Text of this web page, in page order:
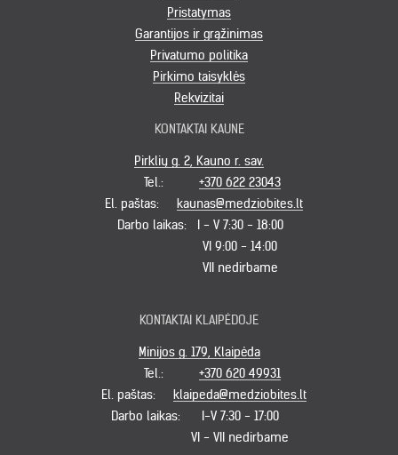
Pristatymas
Garantijos ir grąžinimas
Privatumo politika
Pirkimo taisyklės
Rekvizitai
KONTAKTAI KAUNE
Pirklių g. 2, Kauno r. sav.
Tel.:
+370 622 23043
El. paštas:
kaunas@medziobites.lt
Darbo laikas:
I - V 7:30 - 18:00
VI 9:00 - 14:00
VII nedirbame
KONTAKTAI KLAIPĖDOJE
Minijos g. 179, Klaipėda
Tel.:
+370 620 49931
El. paštas:
klaipeda@medziobites.lt
Darbo laikas:
I-V 7:30 - 17:00
VI - VII nedirbame